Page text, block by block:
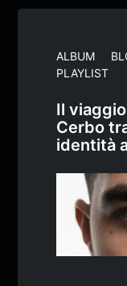
ALBUM
PLAYLIST
Il
Cerbo
identità